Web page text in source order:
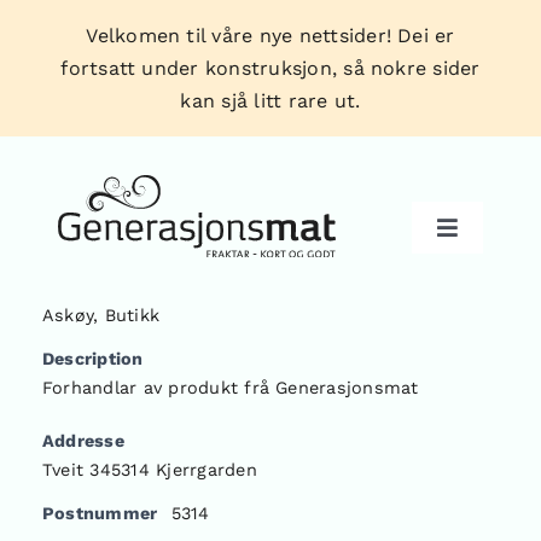
content
Velkomen til våre nye nettsider! Dei er
fortsatt under konstruksjon, så nokre sider
kan sjå litt rare ut.
Toggle
Askøy, Butikk
Description
Forhandlar av produkt frå Generasjonsmat
Addresse
Tveit 345314 Kjerrgarden
Postnummer 5314